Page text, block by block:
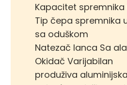
Kapacitet spremnika
Tip čepa spremnika
sa oduškom
Natezač lanca Sa
Okidač Varijabilan
produživa